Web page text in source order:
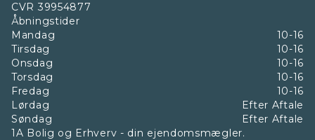
CVR 39954877
Åbningstider
Mandag
10-16
Tirsdag
10-16
Onsdag
10-16
Torsdag
10-16
Fredag
10-16
Lørdag
Efter Aftale
Søndag
Efter Aftale
1A Bolig og Erhverv - din ejendomsmægler.